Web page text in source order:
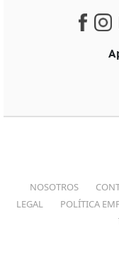
NOSOTROS
LEGAL
POLÍTICA